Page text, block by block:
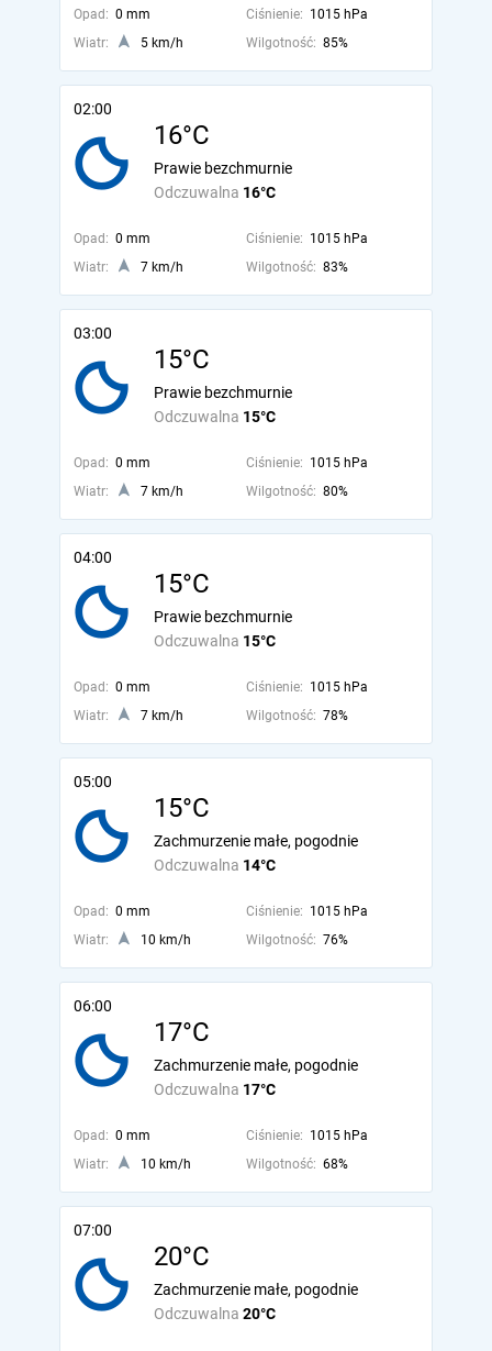
Opad: 0 mm Ciśnienie: 1015 hPa
Wiatr:
5 km/h Wilgotność: 85%
02:00
16°C
Odczuwalna 16°C
Prawie bezchmurnie
Opad: 0 mm Ciśnienie: 1015 hPa
Wiatr:
7 km/h Wilgotność: 83%
03:00
15°C
Odczuwalna 15°C
Prawie bezchmurnie
Opad: 0 mm Ciśnienie: 1015 hPa
Wiatr:
7 km/h Wilgotność: 80%
04:00
15°C
Odczuwalna 15°C
Prawie bezchmurnie
Opad: 0 mm Ciśnienie: 1015 hPa
Wiatr:
7 km/h Wilgotność: 78%
05:00
15°C
Odczuwalna 14°C
Zachmurzenie małe, pogodnie
Opad: 0 mm Ciśnienie: 1015 hPa
Wiatr:
10 km/h Wilgotność: 76%
06:00
17°C
Odczuwalna 17°C
Zachmurzenie małe, pogodnie
Opad: 0 mm Ciśnienie: 1015 hPa
Wiatr:
10 km/h Wilgotność: 68%
07:00
20°C
Odczuwalna 20°C
Zachmurzenie małe, pogodnie